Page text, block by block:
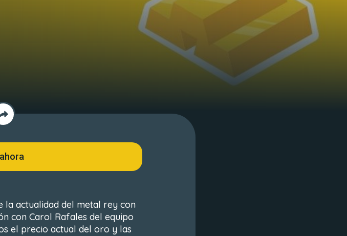
la actualidad del metal rey con
con Carol Rafales del equipo
el precio actual del oro y las